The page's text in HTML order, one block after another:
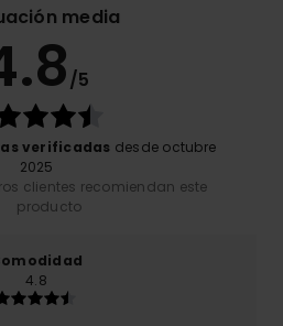
media
/5
verificadas desde octubre
2025
clientes recomiendan este
producto
4.8